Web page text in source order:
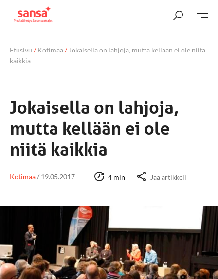
Etusivu /Kotimaa/ Jokaisella on lahjoja, mutta kellään ei ole niitä
kaikkia
Jokaisella on lahjoja,
mutta kellään ei ole
niitä kaikkia
Kotimaa/ 19.05.2017 4 min Jaa artikkeli